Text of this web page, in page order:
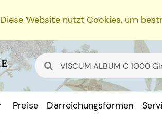
Diese Website nutzt Cookies, um
Preise Darreichungsformen